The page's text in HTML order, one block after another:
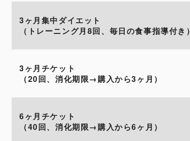
3ヶ月集中ダイエット
（トレーニング月8回、毎日の食事指導付き）
3ヶ月チケット
（20回、消化期限→購入から3ヶ月）
6ヶ月チケット
（40回、消化期限→購入から6ヶ月）